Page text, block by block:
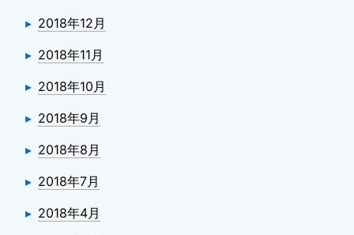
2018年12月
2018年11月
2018年10月
2018年9月
2018年8月
2018年7月
2018年4月